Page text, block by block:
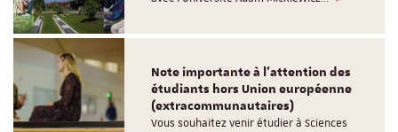
Note importante à l'attention des
étudiants hors Union européenne
(extracommunautaires)
Vous souhaitez venir étudier à Sciences